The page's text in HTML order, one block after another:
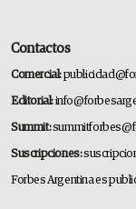
Contactos
Comercial:
Editorial:
Summit:
Suscripciones:
Forbes Argentina es